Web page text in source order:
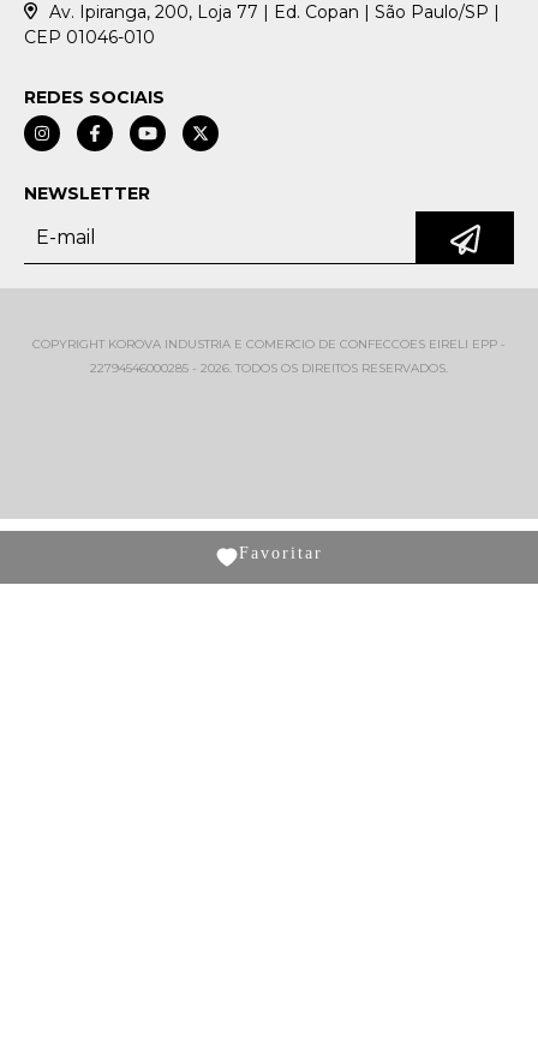
Av. Ipiranga, 200, Loja 77 | Ed. Copan | São Paulo/SP |
CEP 01046-010
REDES SOCIAIS
NEWSLETTER
COPYRIGHT KOROVA INDUSTRIA E COMERCIO DE CONFECCOES EIRELI EPP -
22794546000285 - 2026. TODOS OS DIREITOS RESERVADOS.